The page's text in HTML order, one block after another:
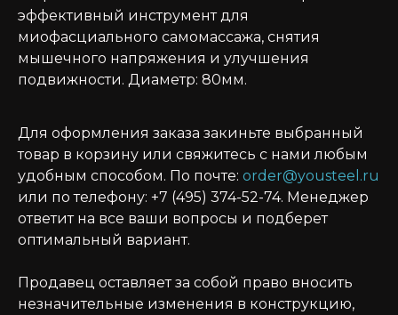
эффективный инструмент для
миофасциального самомассажа, снятия
мышечного напряжения и улучшения
подвижности. Диаметр: 80мм.
Для оформления заказа закиньте выбранный
товар в корзину или свяжитесь с нами любым
удобным способом. По почте: order@yousteel.ru
или по телефону: +7 (495) 374-52-74. Менеджер
ответит на все ваши вопросы и подберет
оптимальный вариант.
Продавец оставляет за собой право вносить
незначительные изменения в конструкцию,